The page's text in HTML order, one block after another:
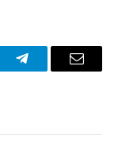
TelegramEmail